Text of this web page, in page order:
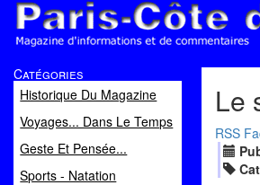
Magazine d'informations et de
Catégories
Historique Du Magazine
Voyages... Dans Le Temps
Geste Et Pensée...
Sports - Natation
Le
RSS